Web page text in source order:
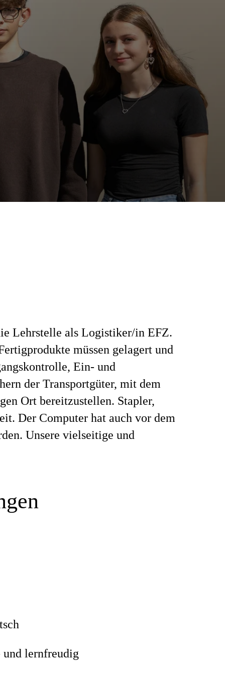
Lehrstelle als Logistiker/in EFZ.
müssen gelagert und
Ein- und
der Transportgüter, mit dem
Ort bereitzustellen. Stapler,
Der Computer hat auch vor dem
Unsere vielseitige und
und lernfreudig